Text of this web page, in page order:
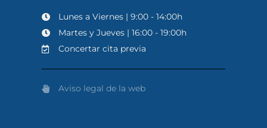
Lunes a Viernes | 9:00 - 14:00h
Martes y Jueves | 16:00 - 19:00h
Concertar cita previa
Aviso legal de la web